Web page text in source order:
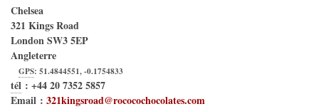
Chelsea
321 Kings Road
LondonSW3 5EP
Angleterre
GPS:51.4844551,-0.1754833
tél : +44 20 7352 5857
Email : 321kingsroad@rococochocolates.com